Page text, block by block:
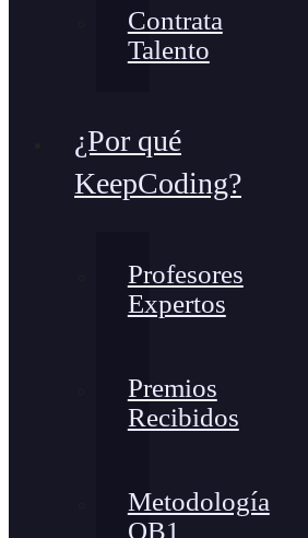
Contrata
Talento
¿Por qué
KeepCoding?
Profesores
Expertos
Premios
Recibidos
Metodología
OB1